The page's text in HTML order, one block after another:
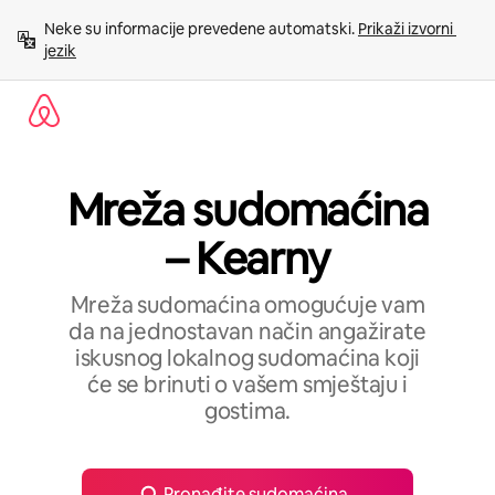
sadržaj
Neke su informacije prevedene automatski. Prikaži izvorni
jezik
Mreža sudomaćina
– Kearny
Mreža sudomaćina omogućuje vam
da na jednostavan način angažirate
iskusnog lokalnog sudomaćina koji
će se brinuti o vašem smještaju i
gostima.